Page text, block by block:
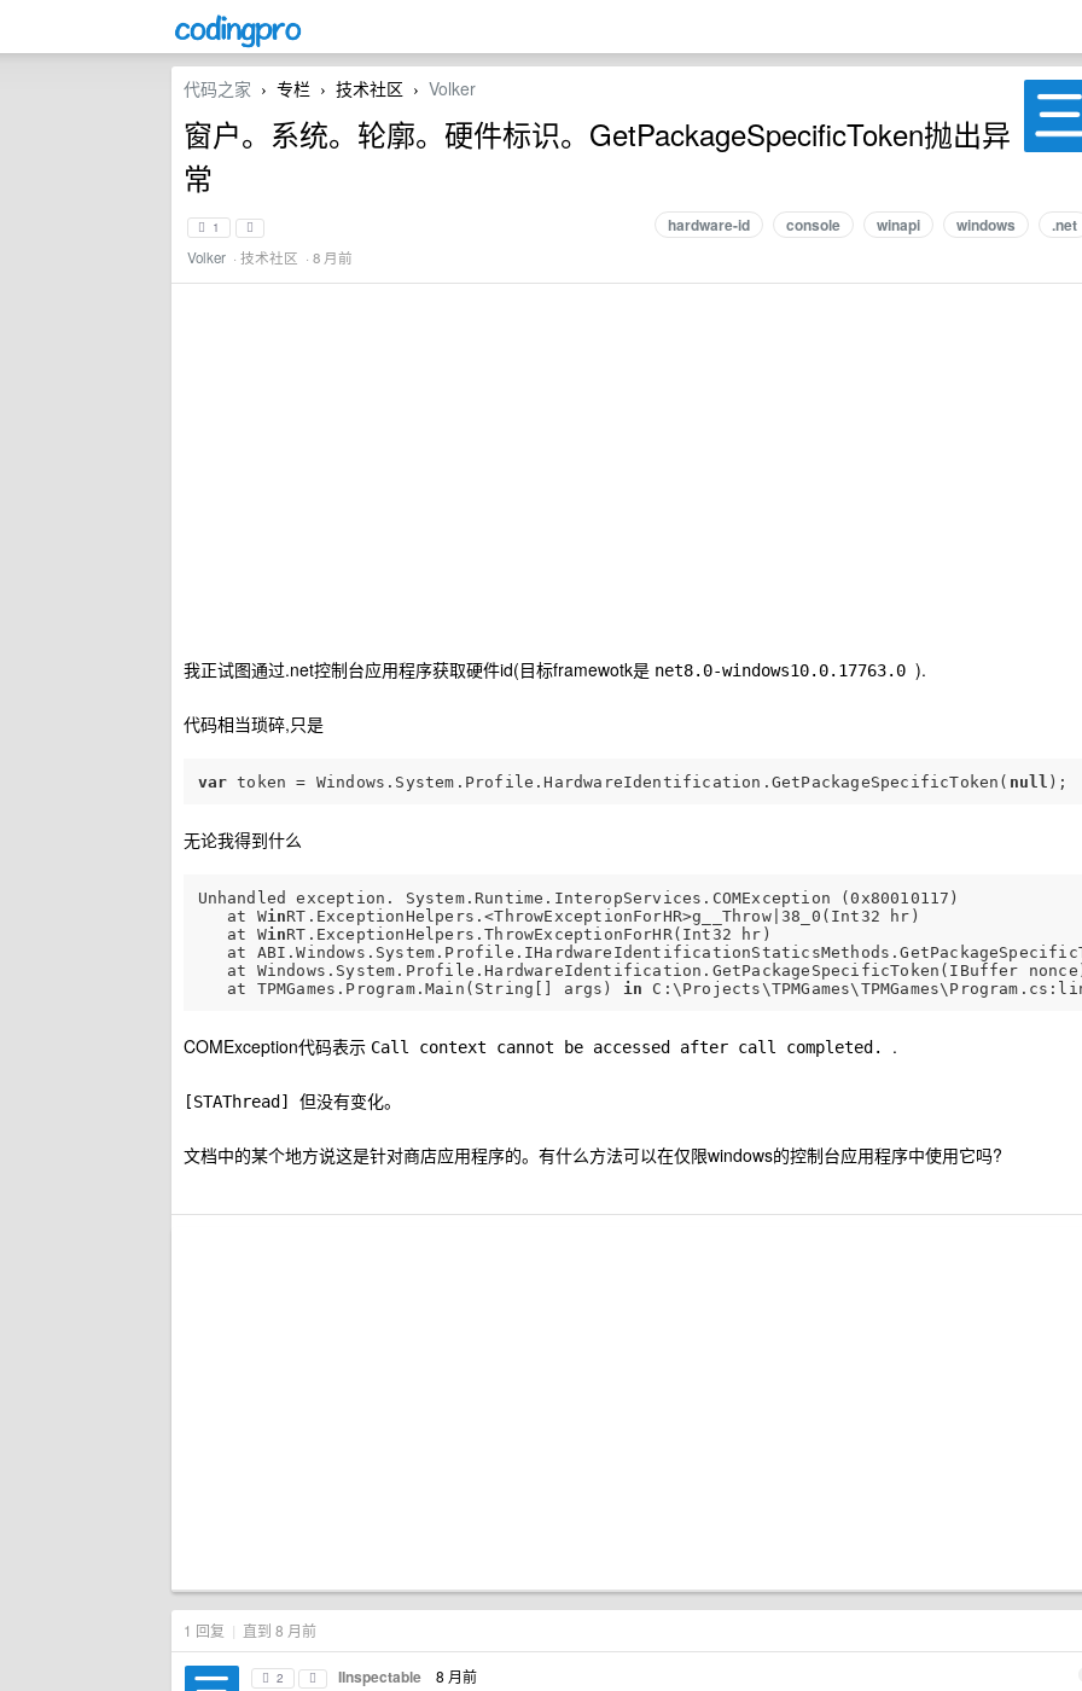
代码之家 › 专栏 › 技术社区 › Volker
窗户。系统。轮廓。硬件标识。GetPackageSpecificToken抛出异
常
hardware-id console winapi windows .net
1
Volker · 技术社区 · 8 月前
我正试图通过.net控制台应用程序获取硬件id(目标framewotk是 net8.0-windows10.0.17763.0 ).
代码相当琐碎,只是
var token = Windows.System.Profile.HardwareIdentification.GetPackageSpecificToken( null
无论我得到什么
Unhandled exception. System.Runtime.InteropServices.COMException (0x80010117)
   at W
inRT.ExceptionHelpers.<ThrowExceptionForHR>g__Throw|38_0(Int32 hr)
   at W
inRT.ExceptionHelpers.ThrowExceptionForHR(Int32 hr)
at
at Windows.System.Profile.HardwareIdentification.GetPackageSpecificToken(IBuffer
   at TPMGames.Program.Main(String[] args)
in
COMException代码表示 Call context cannot be accessed after call completed. .
[STAThread] 但没有变化。
文档中的某个地方说这是针对商店应用程序的。有什么方法可以在仅限windows的控制台应用程序中使用它吗?
1 回复 | 直到 8 月前
2 IInspectable 8 月前